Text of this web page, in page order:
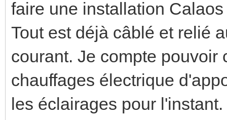
faire une installation
Tout est déjà câblé et relié
courant. Je compte pouvoir
chauffages électrique
les éclairages pour l'instant.